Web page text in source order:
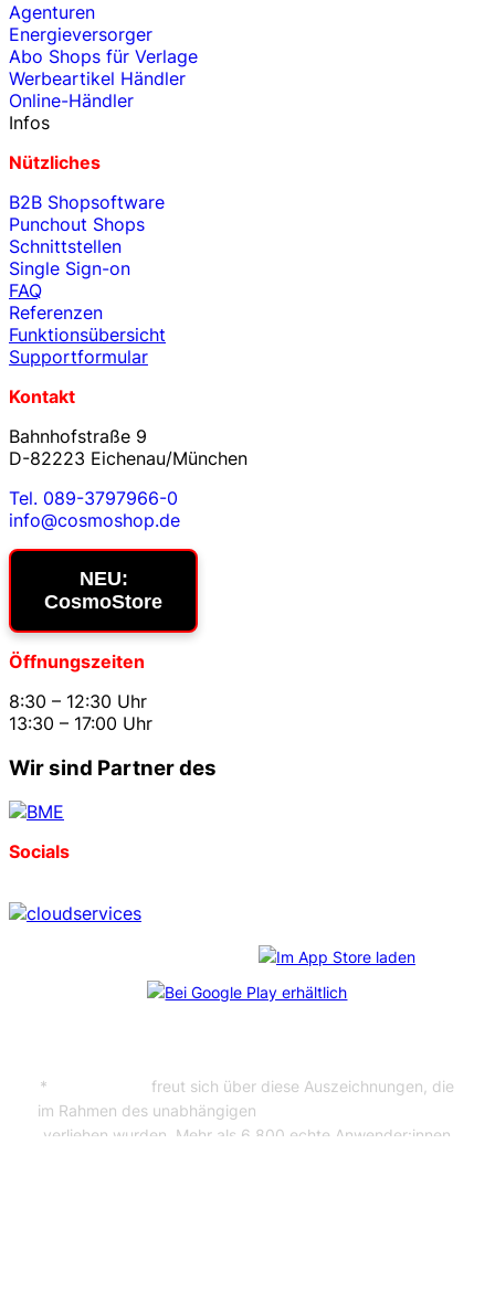
Agenturen
Energieversorger
Abo Shops für Verlage
Werbeartikel Händler
Online-Händler
Infos
Nützliches
B2B Shopsoftware
Punchout Shops
Schnittstellen
Single Sign-on
FAQ
Referenzen
Funktionsübersicht
Supportformular
Kontakt
Bahnhofstraße 9
D-82223 Eichenau/München
Tel. 089-3797966-0
info@cosmoshop.de
NEU:
CosmoStore
Öffnungszeiten
8:30 – 12:30 Uhr
13:30 – 17:00 Uhr
Wir sind Partner des
Socials
*
freut sich über diese Auszeichnungen, die
im Rahmen des unabhängigen
verliehen wurden. Mehr als 6.800 echte Anwender:innen